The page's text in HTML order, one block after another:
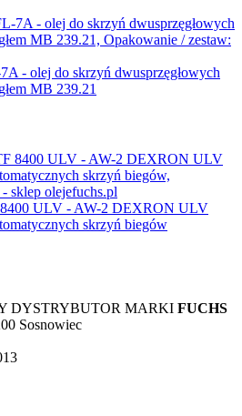
- olej do skrzyń dwusprzęgłowych
MB 239.21
ULV - AW-2 DEXRON ULV
skrzyń biegów
DYSTRYBUTOR MARKI FUCHS
Sosnowiec